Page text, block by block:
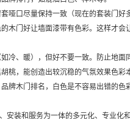
哑口尽量保持一致（现在的套装门好
木门好让墙面漆带有色彩。这样才会
、暖），但好不要一致。防止地面
桃，能创造出较沉稳的气氛效果色彩
牌木门排名，白色是不容易出错的色彩
安装和服务为一体的多元化、专业化